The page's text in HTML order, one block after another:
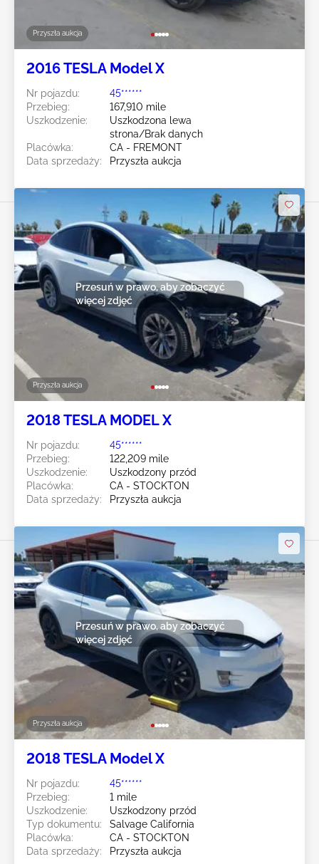
Przyszła aukcja
2016 TESLA Model X
Nr pojazdu:
45******
Przebieg:
167,910 mile
Uszkodzenie:
Uszkodzona lewa
strona/Brak danych
Placówka:
CA - FREMONT
Data sprzedaży:
Przyszła aukcja
Przyszła aukcja
Przesuń w prawo, aby zobaczyć
więcej zdjęć
2018 TESLA MODEL X
Nr pojazdu:
45******
Przebieg:
122,209 mile
Uszkodzenie:
Uszkodzony przód
Placówka:
CA - STOCKTON
Data sprzedaży:
Przyszła aukcja
Przyszła aukcja
Przesuń w prawo, aby zobaczyć
więcej zdjęć
2018 TESLA Model X
Nr pojazdu:
45******
Przebieg:
1 mile
Uszkodzenie:
Uszkodzony przód
Typ dokumentu:
Salvage California
Placówka:
CA - STOCKTON
Data sprzedaży:
Przyszła aukcja